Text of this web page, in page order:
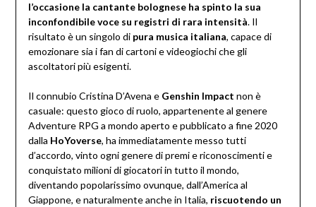
l’occasione la cantante bolognese ha spinto la sua
inconfondibile voce su registri di rara intensità. Il
risultato è un singolo di pura musica italiana, capace di
emozionare sia i fan di cartoni e videogiochi che gli
ascoltatori più esigenti.
Il connubio Cristina D’Avena e Genshin Impact non è
casuale: questo gioco di ruolo, appartenente al genere
Adventure RPG a mondo aperto e pubblicato a fine 2020
dalla HoYoverse, ha immediatamente messo tutti
d’accordo, vinto ogni genere di premi e riconoscimenti e
conquistato milioni di giocatori in tutto il mondo,
diventando popolarissimo ovunque, dall’America al
Giappone, e naturalmente anche in Italia, riscuotendo un